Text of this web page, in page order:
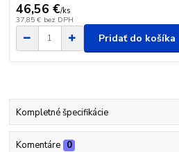
46,56 €/ks
37,85 € bez DPH
Pridať do košíka
Kompletné špecifikácie
Komentáre 0